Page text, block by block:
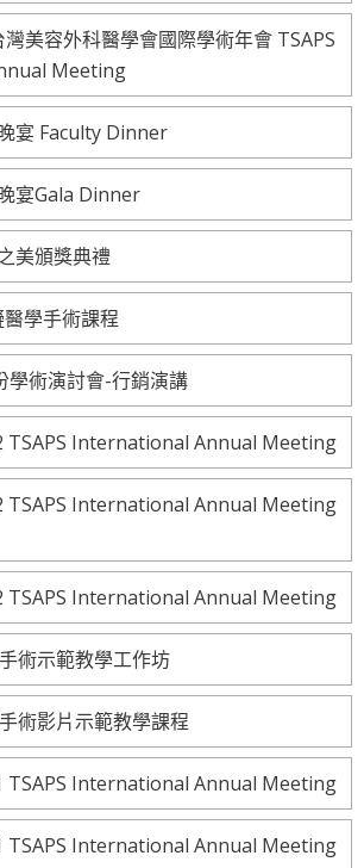
美容外科醫學會國際學術年會 TSAPS
Meeting
宴 Faculty Dinner
宴Gala Dinner
美頒獎典禮
學手術課程
學術演討會-行銷演講
TSAPS International Annual Meeting
TSAPS International Annual Meeting
TSAPS International Annual Meeting
術示範教學工作坊
術影片示範教學課程
TSAPS International Annual Meeting
TSAPS International Annual Meeting